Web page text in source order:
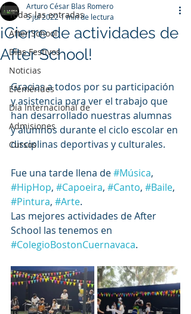
Todas las entradas
After School
Días Festivos
Noticias
Efemérides
Día Internacional de
Admisiones
Cursos
¡Cierre de actividades de
After School!
Arturo César Blas Romero
5 jul 2022 1 min de lectura
Gracias a todos por su participación
y asistencia para ver el trabajo que
han desarrollado nuestras alumnas
y alumnos durante el ciclo escolar en
disciplinas deportivas y culturales.
Fue una tarde llena de #Música,
#HipHop, #Capoeira, #Canto, #Baile,
#Pintura, #Arte.
Las mejores actividades de After
School las tenemos en
#ColegioBostonCuernavaca.